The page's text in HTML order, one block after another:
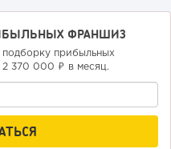
ФРАНШИЗ
подборку прибыльных
370 000 ₽ в месяц.